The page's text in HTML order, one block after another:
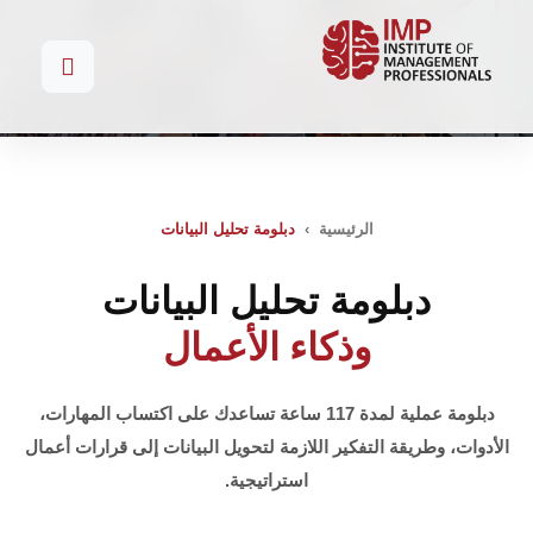
الرئيسية ›دبلومة تحليل البيانات
دبلومة تحليل البيانات
وذكاء الأعمال
دبلومة عملية لمدة 117 ساعة تساعدك على اكتساب المهارات،
الأدوات، وطريقة التفكير اللازمة لتحويل البيانات إلى قرارات أعمال
استراتيجية.